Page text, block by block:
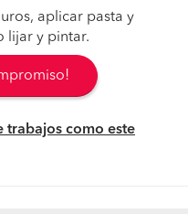
aplicar pasta y
lijar y pintar.
trabajos como este